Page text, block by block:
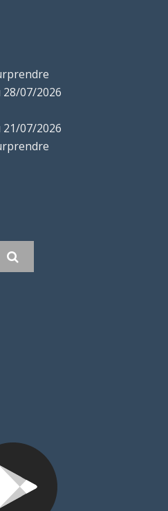
28/07/2026
21/07/2026